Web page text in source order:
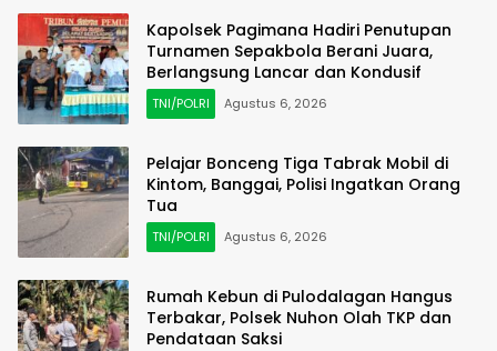
Kapolsek Pagimana Hadiri Penutupan
Turnamen Sepakbola Berani Juara,
Berlangsung Lancar dan Kondusif
TNI/POLRI Agustus 6, 2026
Pelajar Bonceng Tiga Tabrak Mobil di
Kintom, Banggai, Polisi Ingatkan Orang
Tua
TNI/POLRI Agustus 6, 2026
Rumah Kebun di Pulodalagan Hangus
Terbakar, Polsek Nuhon Olah TKP dan
Pendataan Saksi